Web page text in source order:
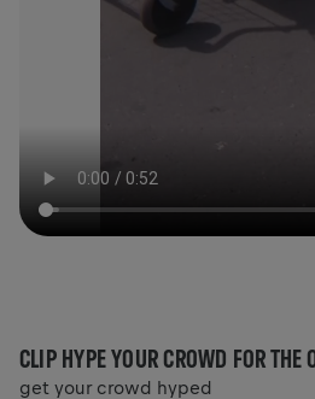
CLIP HYPE YOUR CROWD FOR THE
get your crowd hyped